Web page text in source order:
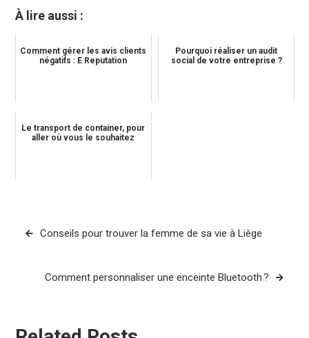
À lire aussi :
Comment gérer les avis clients
négatifs : E Reputation
Pourquoi réaliser un audit
social de votre entreprise ?
Le transport de container, pour
aller où vous le souhaitez
Navigation
l’article
Conseils pour trouver la femme de sa vie à Liège
Comment personnaliser une enceinte Bluetooth ?